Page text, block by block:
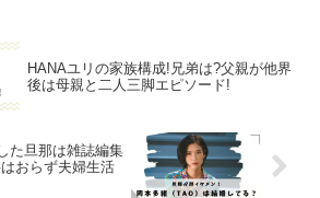
HANAユリの家族構成!兄弟は?父親が他界
後は母親と二人三脚エピソード!
た旦那は雑誌編集
おらず夫婦生活